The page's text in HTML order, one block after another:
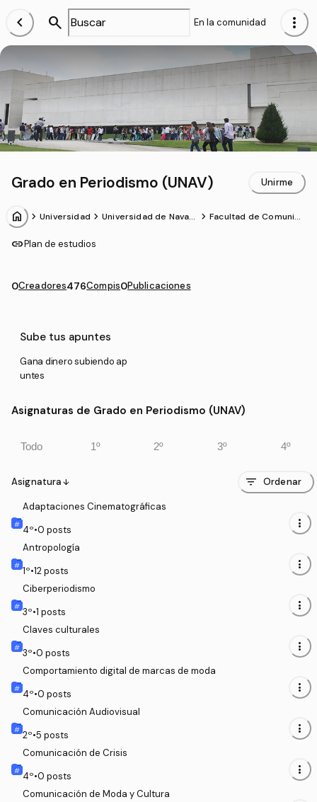
chevron_left search En la comunidad more_vert
Grado en Periodismo (UNAV) Unirme
home chevron_forward Universidad chevron_forward Universidad de Navarr
chevron_forward Facultad de Comunica
linkPlan de estudios
0Creadores476Compis0Publicaciones
Sube tus apuntes
Gana dinero subiendo ap
untes
Asignaturas de Grado en Periodismo (UNAV)
Todo 1º 2º 3º 4º
Asignatura arrow_downward filter_list Ordenar
Adaptaciones Cinematográficas
4º•0 posts more_vert
Antropología
1º•12posts more_vert
Ciberperiodismo
3º•1 posts more_vert
Claves culturales
3º•0 posts more_vert
Comportamiento digital de marcas de moda
4º•0 posts more_vert
Comunicación Audiovisual
2º•5 posts more_vert
Comunicación de Crisis
4º•0 posts more_vert
Comunicación de Moda y Cultura